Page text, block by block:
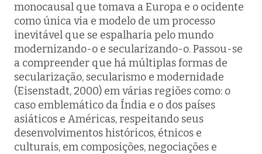
monocausal que tomava a Europa e o ocidente
como única via e modelo de um processo
inevitável que se espalharia pelo mundo
modernizando-o e secularizando-o. Passou-se
a compreender que há múltiplas formas de
secularização, secularismo e modernidade
(Eisenstadt, 2000) em várias regiões como: o
caso emblemático da Índia e o dos países
asiáticos e Américas, respeitando seus
desenvolvimentos históricos, étnicos e
culturais, em composições, negociações e